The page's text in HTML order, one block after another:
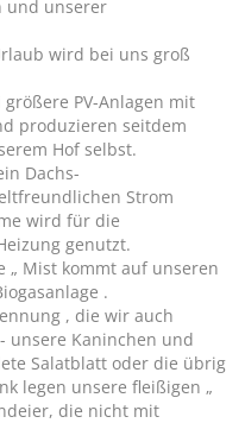
und unserer
wird bei uns groß
PV-Anlagen mit
produzieren seitdem
Hof selbst.
Dachs-
Strom
wird für die
genutzt.
„ Mist kommt auf unseren
.
, die wir auch
unsere Kaninchen und
Salatblatt oder die übrig
legen unsere fleißigen „
die nicht mit